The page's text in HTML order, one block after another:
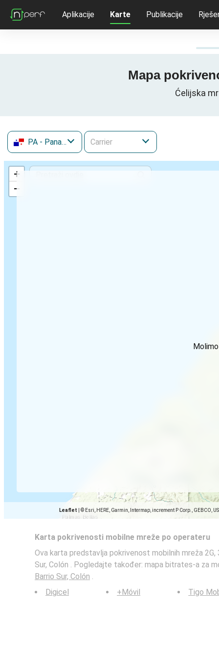
Aplikacije Karte Publikacije
Mapa
Ćelijska
PA - Panama
+
−
Leaflet © Esri, HERE, Garmin, Intermap, increment P Corp., GEBCO,
Karta pokrivenosti mobilne mreže po operateru
Ova karta predstavlja pokrivenost mobilnih mreža 2G,
Sur, Colón . Pogledajte također: mapa bitrates-a za
Barrio Sur, Colón .
Digicel
+Móvil Tigo